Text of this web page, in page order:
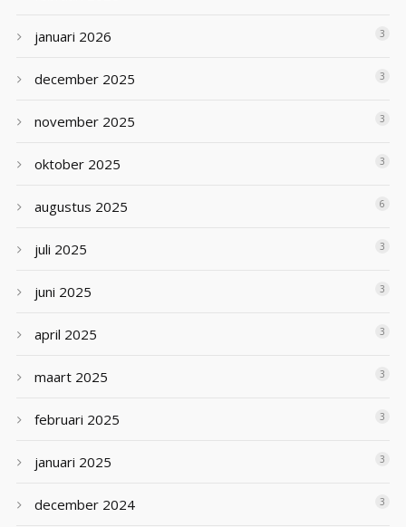
januari 2026 3
december 2025 3
november 2025 3
oktober 2025 3
augustus 2025 6
juli 2025 3
juni 2025 3
april 2025 3
maart 2025 3
februari 2025 3
januari 2025 3
december 2024 3